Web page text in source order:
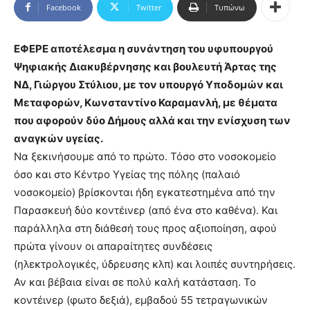
Facebook Twitter Τυπώνω
ΕΦΕΡΕ αποτέλεσμα η συνάντηση του υφυπουργού
Ψηφιακής Διακυβέρνησης και βουλευτή Άρτας της
ΝΔ, Γιώργου Στύλιου, με τον υπουργό Υποδομών και
Μεταφορών, Κωνσταντίνο Καραμανλή, με θέματα
που αφορούν δύο Δήμους αλλά και την ενίσχυση των
αναγκών υγείας.
Να ξεκινήσουμε από το πρώτο. Τόσο στο νοσοκομείο
όσο και στο Κέντρο Υγείας της πόλης (παλαιό
νοσοκομείο) βρίσκονται ήδη εγκατεστημένα από την
Παρασκευή δύο κοντέινερ (από ένα στο καθένα). Και
παράλληλα στη διάθεσή τους προς αξιοποίηση, αφού
πρώτα γίνουν οι απαραίτητες συνδέσεις
(ηλεκτρολογικές, ύδρευσης κλπ) και λοιπές συντηρήσεις.
Αν και βέβαια είναι σε πολύ καλή κατάσταση. Το
κοντέινερ (φωτο δεξιά), εμβαδού 55 τετραγωνικών